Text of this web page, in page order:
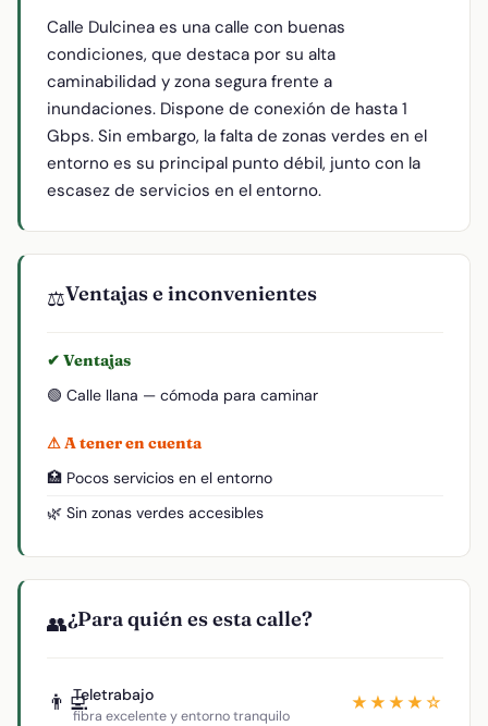
Calle Dulcinea es una calle con buenas
condiciones, que destaca por su alta
caminabilidad y zona segura frente a
inundaciones. Dispone de conexión de hasta 1
Gbps. Sin embargo, la falta de zonas verdes en el
entorno es su principal punto débil, junto con la
escasez de servicios en el entorno.
⚖️Ventajas e inconvenientes
✔ Ventajas
🟢 Calle llana — cómoda para caminar
⚠ A tener en cuenta
🏥 Pocos servicios en el entorno
🌿 Sin zonas verdes accesibles
👥¿Para quién es esta calle?
👨‍💻Teletrabajo
fibra excelente y entorno tranquilo
★★★★☆